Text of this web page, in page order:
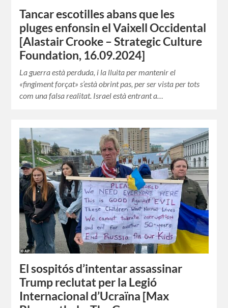
Tancar escotilles abans que les
pluges enfonsin el Vaixell Occidental
[Alastair Crooke – Strategic Culture
Foundation, 16.09.2024]
La guerra està perduda, i la lluita per mantenir el
«fingiment forçat» s’està obrint pas, per ser vista per tots
com una falsa realitat. Israel està entrant a…
El sospitós d’intentar assassinar
Trump reclutat per la Legió
Internacional d’Ucraïna [Max